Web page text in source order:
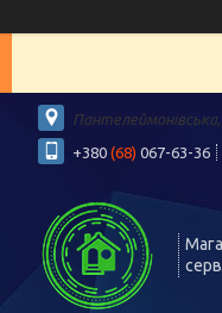
+380 (68) 067-63-36